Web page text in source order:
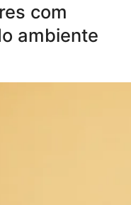
com
ambiente